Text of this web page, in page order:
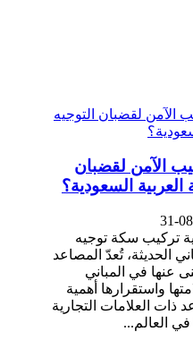
الآمن لقضبان
العربية السعودية؟
تركيب سكة توجيه
الحديثة، تُعدّ المصاعد
عنها في المباني
واستقرارها أهمية
ذات العلامات التجارية
في العالم...